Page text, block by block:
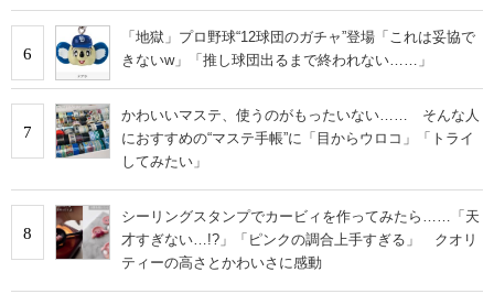
6
「地獄」プロ野球“12球団のガチャ”登場「これは妥協で
きないw」「推し球団出るまで終われない……」
7
かわいいマステ、使うのがもったいない…… そんな人
におすすめの“マステ手帳”に「目からウロコ」「トライ
してみたい」
8
シーリングスタンプでカービィを作ってみたら……「天
才すぎない…!?」「ピンクの調合上手すぎる」 クオリ
ティーの高さとかわいさに感動